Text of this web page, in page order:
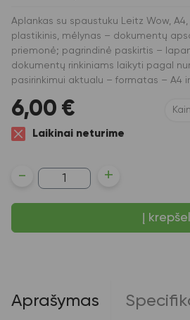
Aplankas su spaustuku Leitz Wow,
plastikinis, mėlynas – dokumentų
priemonė; pagrindinė paskirtis –
dokumentų rinkiniams laikyti pagal
pasirinkimui aktualu – formatas – A4
6,00 €
Laikinai neturime
produkto
kiekis:
Aplankas
su
Leitz
lapų,
- +
Į
Aprašymas